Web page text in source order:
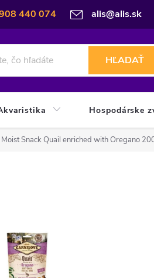
440 074 alis@alis.sk
HĽADAŤ
Hospodárske
Snack Quail enriched with Oregano